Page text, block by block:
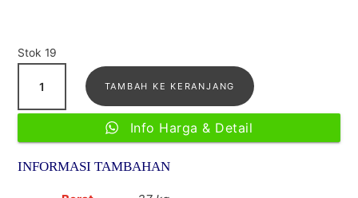
Stok 19
Kursi
Tunggu
TAMBAH KE KERANJANG
Info Harga & Detail
INFORMASI TAMBAHAN